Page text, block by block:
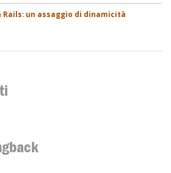
Rails: un assaggio di dinamicità